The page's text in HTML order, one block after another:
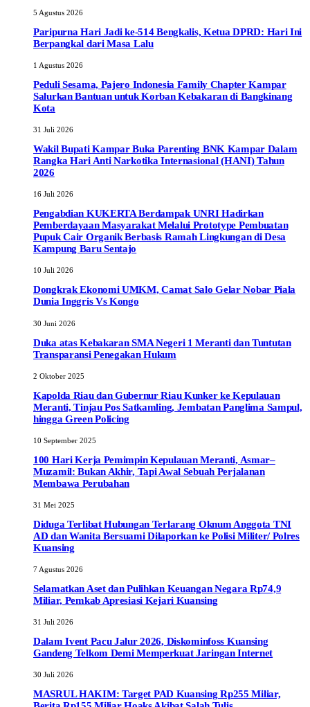
5 Agustus 2026
Paripurna Hari Jadi ke-514 Bengkalis, Ketua DPRD: Hari Ini
Berpangkal dari Masa Lalu
1 Agustus 2026
Peduli Sesama, Pajero Indonesia Family Chapter Kampar
Salurkan Bantuan untuk Korban Kebakaran di Bangkinang
Kota
31 Juli 2026
Wakil Bupati Kampar Buka Parenting BNK Kampar Dalam
Rangka Hari Anti Narkotika Internasional (HANI) Tahun
2026
16 Juli 2026
Pengabdian KUKERTA Berdampak UNRI Hadirkan
Pemberdayaan Masyarakat Melalui Prototype Pembuatan
Pupuk Cair Organik Berbasis Ramah Lingkungan di Desa
Kampung Baru Sentajo
10 Juli 2026
Dongkrak Ekonomi UMKM, Camat Salo Gelar Nobar Piala
Dunia Inggris Vs Kongo
30 Juni 2026
Duka atas Kebakaran SMA Negeri 1 Meranti dan Tuntutan
Transparansi Penegakan Hukum
2 Oktober 2025
Kapolda Riau dan Gubernur Riau Kunker ke Kepulauan
Meranti, Tinjau Pos Satkamling, Jembatan Panglima Sampul,
hingga Green Policing
10 September 2025
100 Hari Kerja Pemimpin Kepulauan Meranti, Asmar–
Muzamil: Bukan Akhir, Tapi Awal Sebuah Perjalanan
Membawa Perubahan
31 Mei 2025
Diduga Terlibat Hubungan Terlarang Oknum Anggota TNI
AD dan Wanita Bersuami Dilaporkan ke Polisi Militer/ Polres
Kuansing
7 Agustus 2026
Selamatkan Aset dan Pulihkan Keuangan Negara Rp74,9
Miliar, Pemkab Apresiasi Kejari Kuansing
31 Juli 2026
Dalam Ivent Pacu Jalur 2026, Diskominfoss Kuansing
Gandeng Telkom Demi Memperkuat Jaringan Internet
30 Juli 2026
MASRUL HAKIM: Target PAD Kuansing Rp255 Miliar,